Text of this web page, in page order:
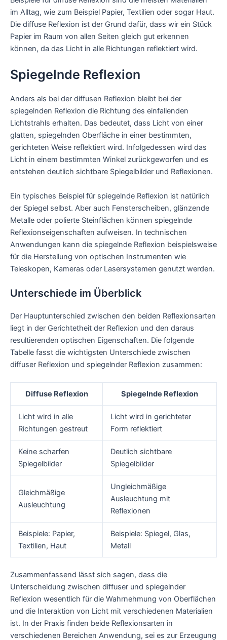
im Alltag, wie zum Beispiel Papier, Textilien oder sogar Haut.
Die diffuse Reflexion ist der Grund dafür, dass wir ein Stück
Papier im Raum von allen Seiten gleich gut erkennen
können, da das Licht in alle Richtungen reflektiert wird.
Spiegelnde Reflexion
Anders als bei der diffusen Reflexion bleibt bei der
spiegelnden Reflexion die Richtung des einfallenden
Lichtstrahls erhalten. Das bedeutet, dass Licht von einer
glatten, spiegelnden Oberfläche in einer bestimmten,
gerichteten Weise reflektiert wird. Infolgedessen wird das
Licht in einem bestimmten Winkel zurückgeworfen und es
entstehen deutlich sichtbare Spiegelbilder und Reflexionen.
Ein typisches Beispiel für spiegelnde Reflexion ist natürlich
der Spiegel selbst. Aber auch Fensterscheiben, glänzende
Metalle oder polierte Steinflächen können spiegelnde
Reflexionseigenschaften aufweisen. In technischen
Anwendungen kann die spiegelnde Reflexion beispielsweise
für die Herstellung von optischen Instrumenten wie
Teleskopen, Kameras oder Lasersystemen genutzt werden.
Unterschiede im Überblick
Der Hauptunterschied zwischen den beiden Reflexionsarten
liegt in der Gerichtetheit der Reflexion und den daraus
resultierenden optischen Eigenschaften. Die folgende
Tabelle fasst die wichtigsten Unterschiede zwischen
diffuser Reflexion und spiegelnder Reflexion zusammen:
Diffuse Reflexion Spiegelnde Reflexion
Licht wird in alle
Richtungen gestreut
Licht wird in gerichteter
Form reflektiert
Keine scharfen
Spiegelbilder
Deutlich sichtbare
Spiegelbilder
Gleichmäßige
Ausleuchtung
Ungleichmäßige
Ausleuchtung mit
Reflexionen
Beispiele: Papier,
Textilien, Haut
Beispiele: Spiegel, Glas,
Metall
Zusammenfassend lässt sich sagen, dass die
Unterscheidung zwischen diffuser und spiegelnder
Reflexion wesentlich für die Wahrnehmung von Oberflächen
und die Interaktion von Licht mit verschiedenen Materialien
ist. In der Praxis finden beide Reflexionsarten in
verschiedenen Bereichen Anwendung, sei es zur Erzeugung